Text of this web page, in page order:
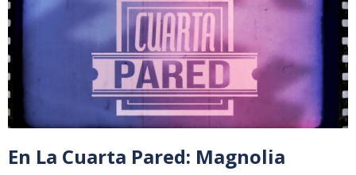
En La Cuarta Pared: Magnolia